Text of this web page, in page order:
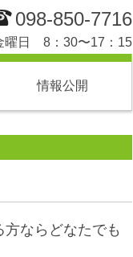
098-850-7716
曜日 8：30〜17：15
情報公開
ならどなたでも